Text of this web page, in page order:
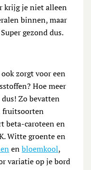
krijg je niet alleen
binnen, maar
gezond dus.
zorgt voor een
Hoe meer
Zo bevatten
fruitsoorten
beta-caroteen en
Witte groente en
enbloemkool,
variatie op je bord